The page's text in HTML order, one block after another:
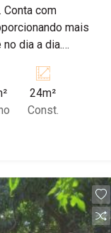
mais
dia a dia.
ou escritório.
24m²
Const.